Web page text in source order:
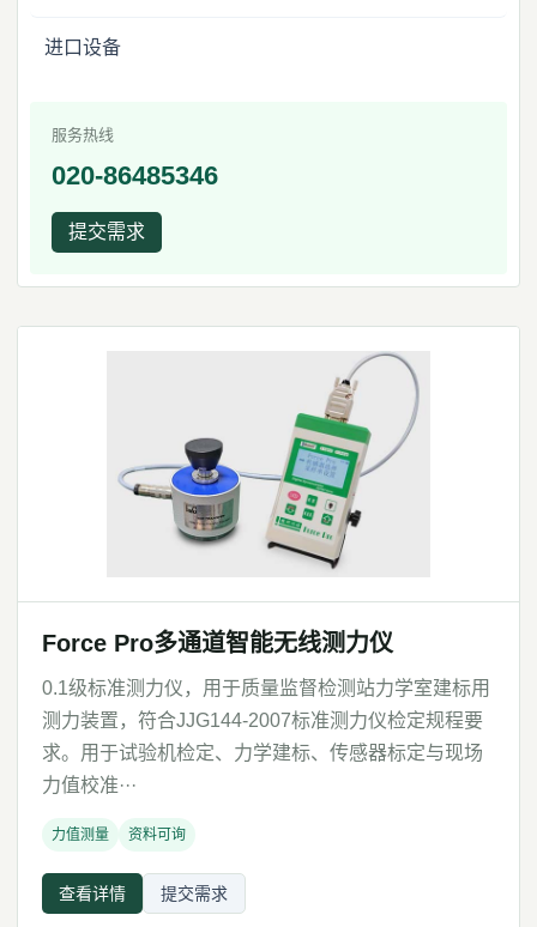
进口设备
服务热线
020-86485346
提交需求
Force Pro多通道智能无线测力仪
0.1级标准测力仪，用于质量监督检测站力学室建标用
测力装置，符合JJG144-2007标准测力仪检定规程要
求。用于试验机检定、力学建标、传感器标定与现场
力值校准···
力值测量 资料可询
查看详情 提交需求